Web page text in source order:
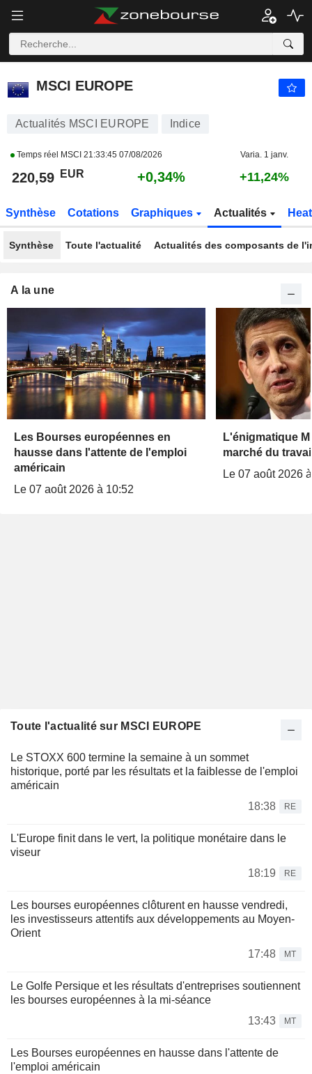
MSCI EUROPE
MSCI EUROPE
Actualités MSCI EUROPE Indice
Temps réel MSCI 21:33:45 07/08/2026 Varia. 1 janv.
220,59 EUR +0,34% +11,24%
Synthèse Cotations Graphiques Actualités
Synthèse Toute l'actualité Actualités des composants de
A la une
Les Bourses européennes en
hausse dans l'attente de l'emploi
américain
Le 07 août 2026 à 10:52
L'énigmatique
marché du
Le 07 août 2026
Toute l'actualité sur MSCI EUROPE
Le STOXX 600 termine la semaine à un sommet
historique, porté par les résultats et la faiblesse de l'emploi
américain
18:38
RE
L'Europe finit dans le vert, la politique monétaire dans le
viseur
18:19
RE
Les bourses européennes clôturent en hausse vendredi,
les investisseurs attentifs aux développements au Moyen-
Orient
17:48
MT
Le Golfe Persique et les résultats d'entreprises soutiennent
les bourses européennes à la mi-séance
13:43
MT
Les Bourses européennes en hausse dans l'attente de
l'emploi américain